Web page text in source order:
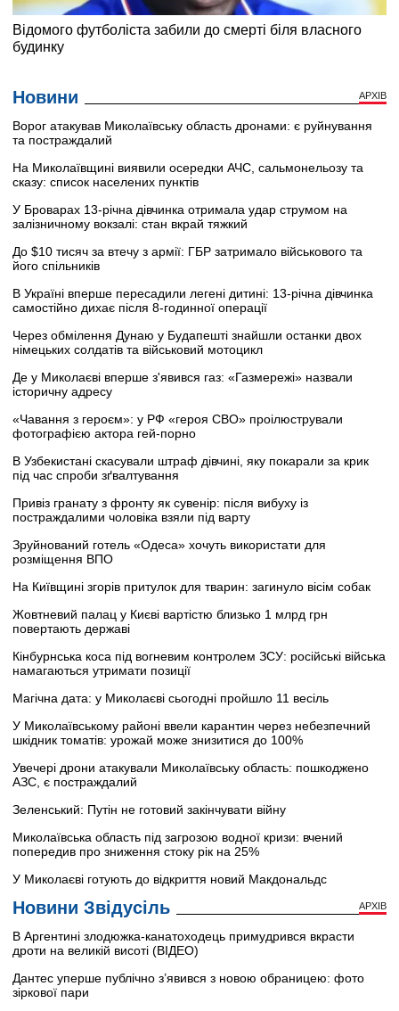
Новини АРХІВ
Ворог атакував Миколаївську область дронами: є руйнування
та постраждалий
На Миколаївщині виявили осередки АЧС, сальмонельозу та
сказу: список населених пунктів
У Броварах 13-річна дівчинка отримала удар струмом на
залізничному вокзалі: стан вкрай тяжкий
До $10 тисяч за втечу з армії: ГБР затримало військового та
його спільників
В Україні вперше пересадили легені дитині: 13-річна дівчинка
самостійно дихає після 8-годинної операції
Через обмілення Дунаю у Будапешті знайшли останки двох
німецьких солдатів та військовий мотоцикл
Де у Миколаєві вперше з'явився газ: «Газмережі» назвали
історичну адресу
«Чавання з героєм»: у РФ «героя СВО» проілюстрували
фотографією актора гей-порно
В Узбекистані скасували штраф дівчині, яку покарали за крик
під час спроби зґвалтування
Привіз гранату з фронту як сувенір: після вибуху із
постраждалими чоловіка взяли під варту
Зруйнований готель «Одеса» хочуть використати для
розміщення ВПО
На Київщині згорів притулок для тварин: загинуло вісім собак
Жовтневий палац у Києві вартістю близько 1 млрд грн
повертають державі
Кінбурнська коса під вогневим контролем ЗСУ: російські війська
намагаються утримати позиції
Магічна дата: у Миколаєві сьогодні пройшло 11 весіль
У Миколаївському районі ввели карантин через небезпечний
шкідник томатів: урожай може знизитися до 100%
Увечері дрони атакували Миколаївську область: пошкоджено
АЗС, є постраждалий
Зеленський: Путін не готовий закінчувати війну
Миколаївська область під загрозою водної кризи: вчений
попередив про зниження стоку рік на 25%
У Миколаєві готують до відкриття новий Макдональдс
Новини Звідусіль АРХІВ
В Аргентині злодюжка-канатоходець примудрився вкрасти
дроти на великій висоті (ВІДЕО)
Дантес уперше публічно з’явився з новою обраницею: фото
зіркової пари